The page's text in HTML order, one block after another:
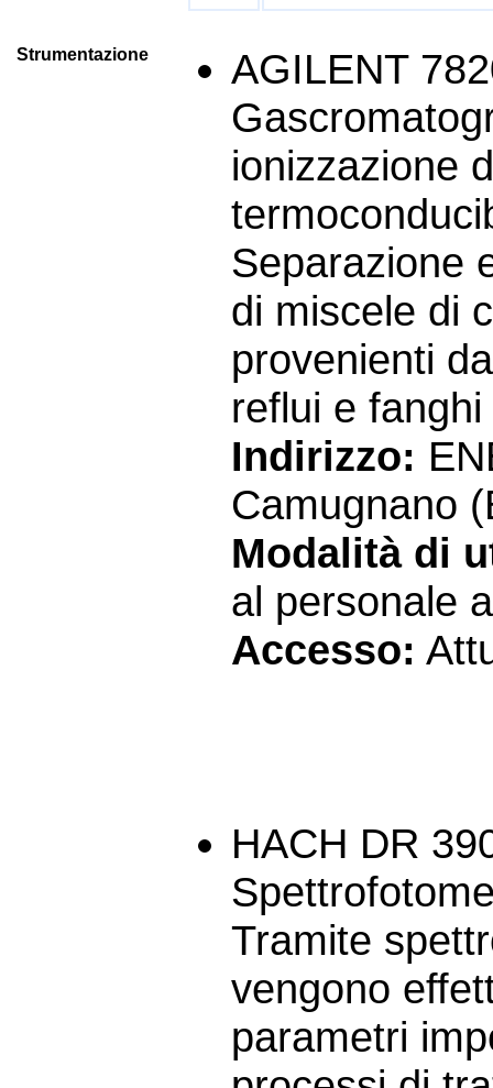
Strumentazione
AGILENT
ionizzazione
Separazione
di miscele di
provenienti
reflui e fanghi
Indirizzo:
Camugnano
Modalità di
al personale
Accesso:
HACH DR
Tramite
vengono
parametri